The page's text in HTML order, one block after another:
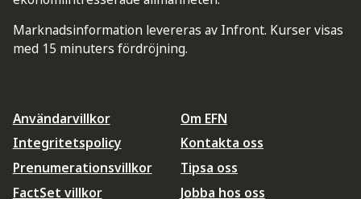
Marknadsinformation levereras av Infront. Kurser visas
med 15 minuters fördröjning.
Användarvillkor
Integritetspolicy
Prenumerationsvillkor
FactSet villkor
Om EFN
Kontakta oss
Tipsa oss
Jobba hos oss